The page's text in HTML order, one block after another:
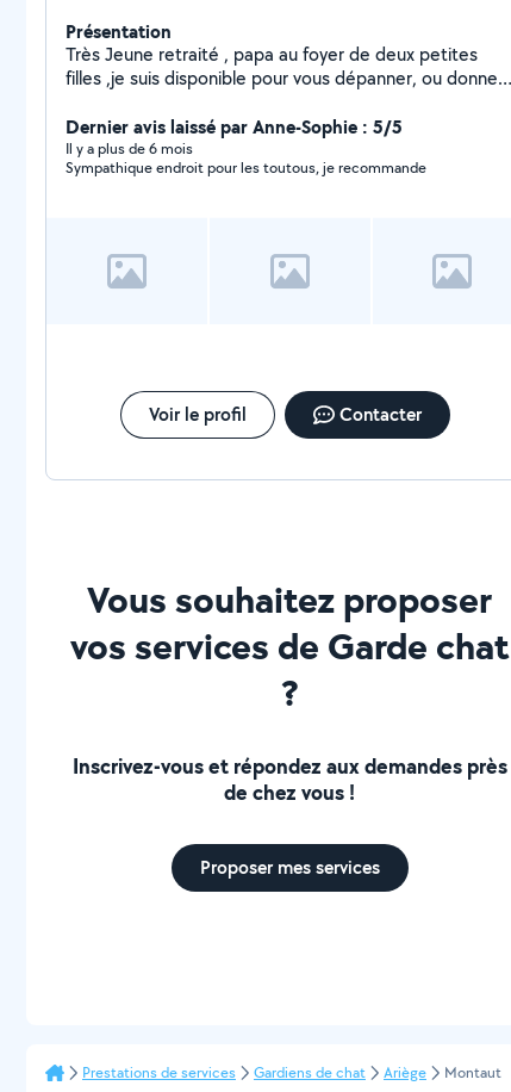
Présentation
Très Jeune retraité , papa au foyer de deux petites
filles ,je suis disponible pour vous dépanner, ou donner
rigoureux je sais m'adapter et j'aime le travail bien fait .
N'hésitez pas à me contacter
Dernier avis laissé par Anne-Sophie : 5/5
Il y a plus de 6 mois
Sympathique endroit pour les toutous, je recommande
Voir le profil Contacter
Vous souhaitez proposer
vos services de Garde chat
?
Inscrivez-vous et répondez aux demandes près
de chez vous !
Proposer mes services
Prestations de services Gardiens de chat Ariège Montaut